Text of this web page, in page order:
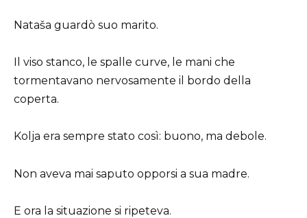
Nataša guardò suo marito.
Il viso stanco, le spalle curve, le mani che
tormentavano nervosamente il bordo della
coperta.
Kolja era sempre stato così: buono, ma debole.
Non aveva mai saputo opporsi a sua madre.
E ora la situazione si ripeteva.